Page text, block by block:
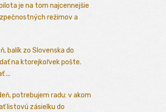
je na tom najcennejšie
režimov a
balík zo Slovenska do
na ktorejkoľvek pošte.
...
potrebujem radu: v akom
listovú zásielku do